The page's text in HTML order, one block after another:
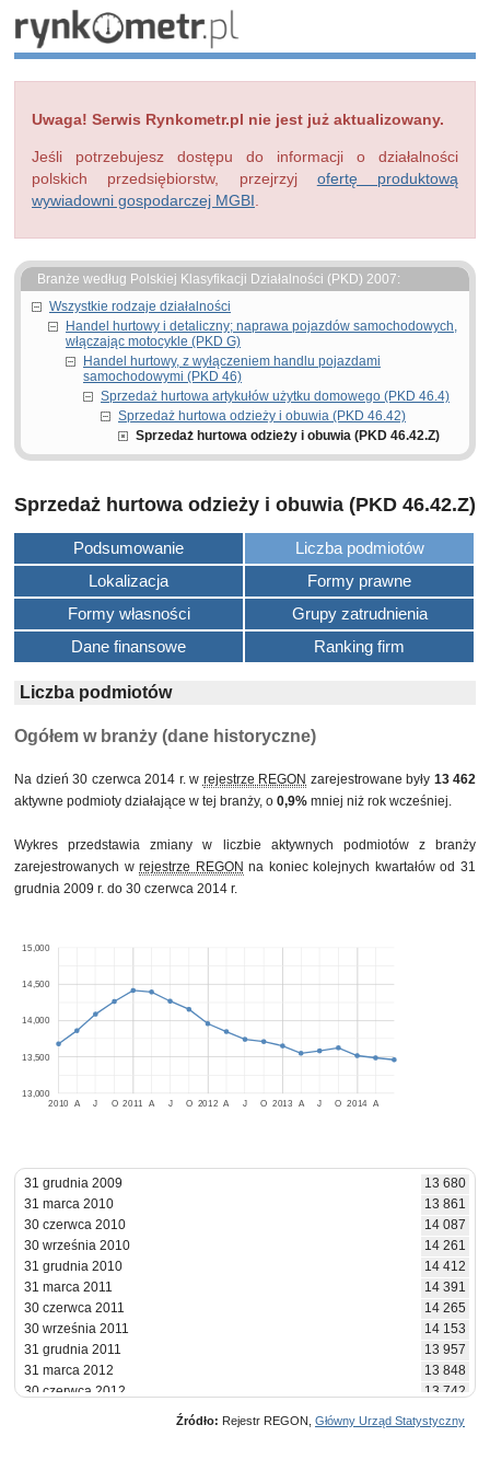
Uwaga! Serwis Rynkometr.pl nie jest już aktualizowany.
Jeśli potrzebujesz dostępu do informacji o działalności
polskich przedsiębiorstw, przejrzyj ofertę produktową
wywiadowni gospodarczej MGBI
Branże według Polskiej Klasyfikacji Działalności (PKD) 2007:
Wszystkie rodzaje działalności
Handel hurtowy i detaliczny; naprawa pojazdów samochodowych,
włączając motocykle (PKD G)
Handel hurtowy, z wyłączeniem handlu pojazdami
samochodowymi (PKD 46)
Sprzedaż hurtowa artykułów użytku domowego (PKD 46.4)
Sprzedaż hurtowa odzieży i obuwia (PKD 46.42)
Sprzedaż hurtowa odzieży i obuwia (PKD 46.42.Z)
Sprzedaż hurtowa odzieży i obuwia (PKD 46.42.Z)
Podsumowanie
Liczba podmiotów
Lokalizacja
Formy prawne
Formy własności
Grupy zatrudnienia
Dane finansowe
Ranking firm
Liczba podmiotów
Ogółem w branży (dane historyczne)
Na dzień 30 czerwca 2014 r. w rejestrze REGON zarejestrowane były 13 462
aktywne podmioty działające w tej branży, o 0,9% mniej niż rok wcześniej.
Wykres przedstawia zmiany w liczbie aktywnych podmiotów z branży
zarejestrowanych wrejestrze REGON na koniec kolejnych kwartałów od 31
grudnia 2009 r. do 30 czerwca 2014 r.
2010 2011 2012 2013 2014
A J O A J O A J O A J O A
13,000
13,500
14,000
14,500
15,000
31 grudnia 2009
13 680
31 marca 2010
13 861
30 czerwca 2010
14 087
30 września 2010
14 261
31 grudnia 2010
14 412
31 marca 2011
14 391
30 czerwca 2011
14 265
30 września 2011
14 153
31 grudnia 2011
13 957
31 marca 2012
13 848
30 czerwca 2012
13 742
Źródło: Rejestr REGON, Główny Urząd Statystyczny